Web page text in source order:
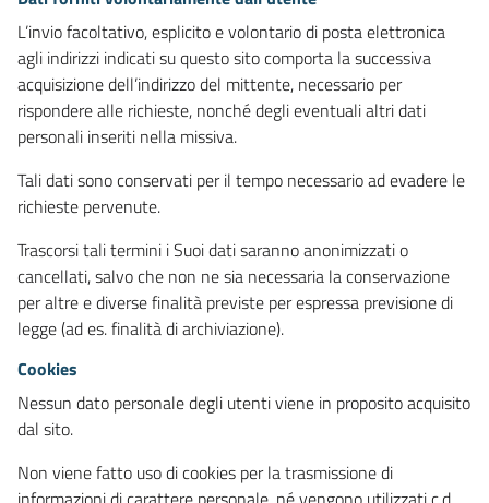
L’invio facoltativo, esplicito e volontario di posta elettronica
agli indirizzi indicati su questo sito comporta la successiva
acquisizione dell’indirizzo del mittente, necessario per
rispondere alle richieste, nonché degli eventuali altri dati
personali inseriti nella missiva.
Tali dati sono conservati per il tempo necessario ad evadere le
richieste pervenute.
Trascorsi tali termini i Suoi dati saranno anonimizzati o
cancellati, salvo che non ne sia necessaria la conservazione
per altre e diverse finalità previste per espressa previsione di
legge (ad es. finalità di archiviazione).
Cookies
Nessun dato personale degli utenti viene in proposito acquisito
dal sito.
Non viene fatto uso di cookies per la trasmissione di